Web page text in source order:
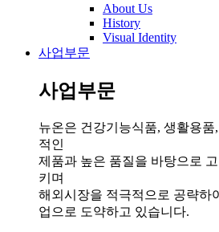
About Us
History
Visual Identity
사업부문
사업부문
뉴온은 건강기능식품, 생활용
적인
제품과 높은 품질을 바탕으로
키며
해외시장을 적극적으로 공략하
업으로 도약하고 있습니다.